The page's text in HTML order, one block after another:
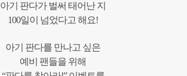
아기 판다가 벌써 태어난 지
100일이 넘었다고 해요!
아기 판다를 만나고 싶은
예비 팬들을 위해